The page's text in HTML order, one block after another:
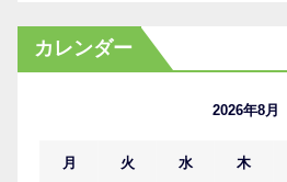
カ
イ
カレンダー
2026年8月
月 火 水 木